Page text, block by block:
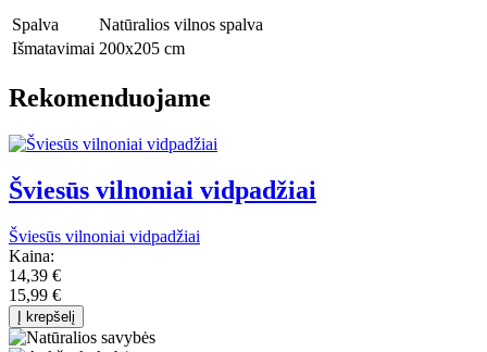
Spalva
Natūralios vilnos spalva
Išmatavimai 200x205 cm
Rekomenduojame
Šviesūs vilnoniai vidpadžiai
Šviesūs vilnoniai vidpadžiai
Kaina:
14,39 €
15,99 €
Į krepšelį